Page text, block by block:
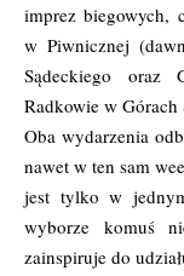
imprez biegowych,
w Piwnicznej
Sądeckiego oraz
Radkowie w Górach
Oba wydarzenia
nawet w ten sam
jest tylko w
wyborze komuś
zainspiruje do